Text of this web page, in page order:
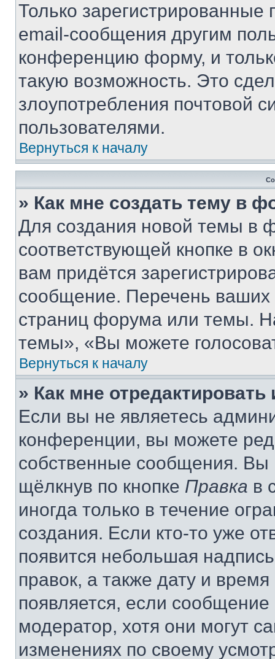
Только зарегистрированные
email-сообщения другим
конференцию форму, и
такую возможность. Это
злоупотребления почтовой
пользователями.
Вернуться к началу
» Как мне создать тему в
Для создания новой темы в
соответствующей кнопке в
вам придётся
сообщение. Перечень ваших
страниц форума или темы.
темы», «Вы можете
Вернуться к началу
» Как мне
Если вы не являетесь
конференции, вы можете
собственные сообщения. Вы
щёлкнув по кнопке Правка в
иногда только в течение
создания. Если кто-то уже
появится небольшая
правок, а также дату и
появляется, если
модератор, хотя они могут
изменениях по своему